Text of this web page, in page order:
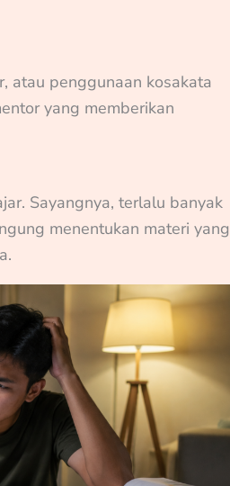
atau penggunaan kosakata
yang memberikan
Sayangnya, terlalu banyak
menentukan materi yang